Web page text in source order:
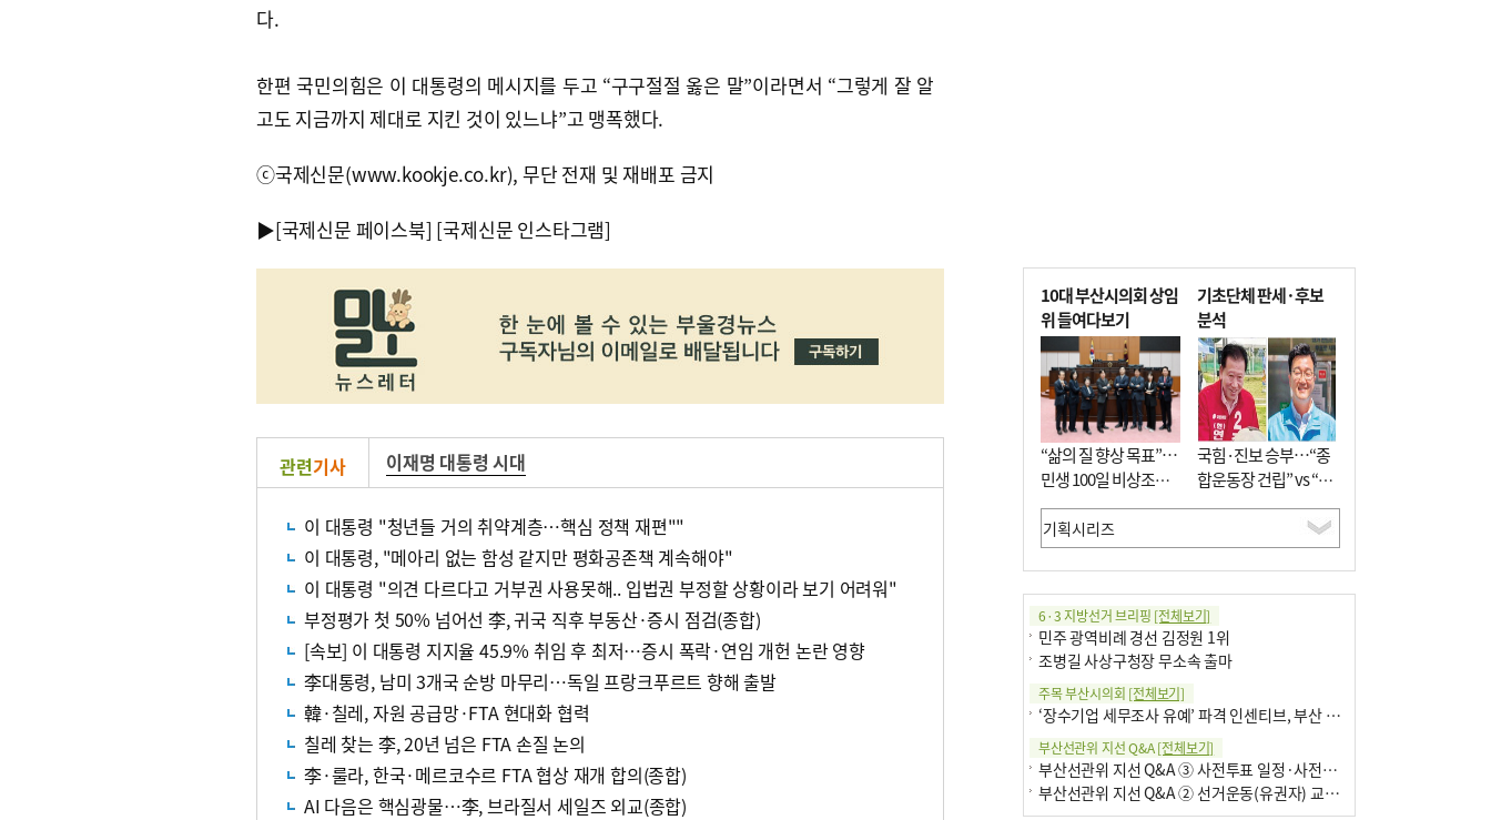
다.
한편 국민의힘은 이 대통령의 메시지를 두고 “구구절절 옳은 말”이라면서 “그렇게 잘 알
고도 지금까지 제대로 지킨 것이 있느냐”고 맹폭했다.
ⓒ국제신문(www.kookje.co.kr), 무단 전재 및 재배포 금지
▶[국제신문 페이스북] [국제신문 인스타그램]
관련기사 이재명 대통령 시대
이 대통령 "청년들 거의 취약계층…핵심 정책 재편""
이 대통령, "메아리 없는 함성 같지만 평화공존책 계속해야"
이 대통령 "의견 다르다고 거부권 사용못해.. 입법권 부정할 상황이라 보기 어려워"
부정평가 첫 50% 넘어선 李, 귀국 직후 부동산·증시 점검(종합)
[속보] 이 대통령 지지율 45.9% 취임 후 최저…증시 폭락·연임 개헌 논란 영향
李대통령, 남미 3개국 순방 마무리…독일 프랑크푸르트 향해 출발
韓·칠레, 자원 공급망·FTA 현대화 협력
칠레 찾는 李, 20년 넘은 FTA 손질 논의
李·룰라, 한국·메르코수르 FTA 협상 재개 합의(종합)
AI 다음은 핵심광물…李, 브라질서 세일즈 외교(종합)
10대 부산시의회 상임
위 들여다보기
“삶의 질 향상 목표”…
민생 100일 비상조치
면밀 심사
기초단체 판세·후보
분석
국힘·진보 승부…“종
합운동장 건립” vs “출
근 공공버스 도입”
6·3 지방선거 브리핑 [전체보기]
민주 광역비례 경선 김정원 1위
조병길 사상구청장 무소속 출마
주목 부산시의회 [전체보기]
‘장수기업 세무조사 유예’ 파격 인센티브, 부산 유출 막을까
부산선관위 지선 Q&A[전체보기]
부산선관위 지선 Q&A ③ 사전투표 일정·사전투표함 보관
부산선관위 지선 Q&A ② 선거운동(유권자) 교육감투표용지